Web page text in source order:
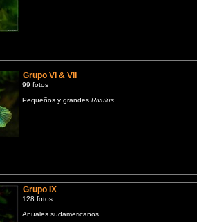
Grupo VI & VII
99 fotos
Pequeños y grandesRivulus
Grupo IX
128 fotos
Anuales sudamericanos.